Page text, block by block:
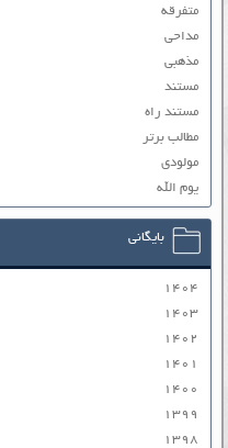
متفرقه
مداحی
مذهبی
مستند
مستند راه
مطالب برتر
مولودی
یوم الله
بایگانی
۱۴۰۴
۱۴۰۳
۱۴۰۲
۱۴۰۱
۱۴۰۰
۱۳۹۹
۱۳۹۸